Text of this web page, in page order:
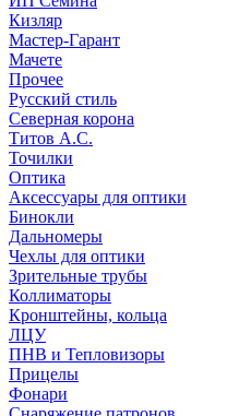
Кизляр
Мастер-Гарант
Мачете
Прочее
Русский стиль
Северная корона
Титов А.С.
Точилки
Оптика
Аксессуары для оптики
Бинокли
Дальномеры
Чехлы для оптики
Зрительные трубы
Коллиматоры
Кронштейны, кольца
ЛЦУ
ПНВ и Тепловизоры
Прицелы
Фонари